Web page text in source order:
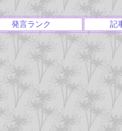
発言ランク 記